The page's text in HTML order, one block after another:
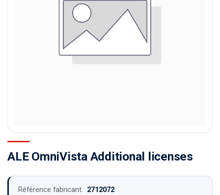
ALE OmniVista Additional licenses
Référence fabricant: 2712072